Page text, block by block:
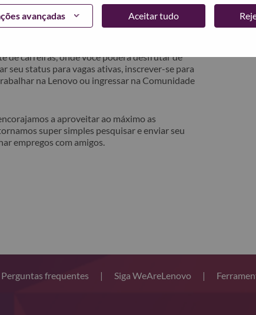
avançadas Aceitar tudo
de login do candidato" no assunto do e-
contato com você para obter suporte após a
de carreiras, onde você poderá desfrutar de
seu status para vagas ativas, inscrever-se para
na Lenovo ou ingressar na Comunidade
a aproveitar ao máximo as
super simples pesquisar e enviar seu
empregos com amigos.
Perguntas frequentes | Siga WeAreLenovo |